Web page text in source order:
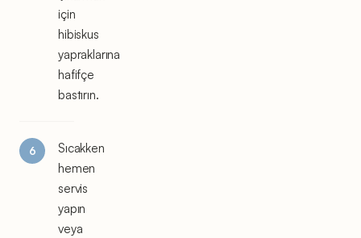
için
hibiskus
yapraklarına
hafifçe
bastırın.
Sıcakken
hemen
servis
yapın
veya